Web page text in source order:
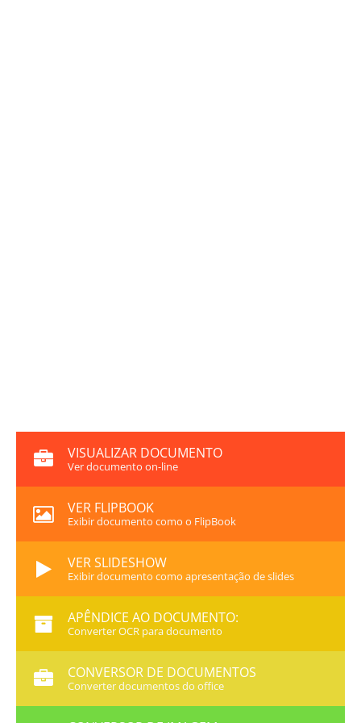
VISUALIZAR DOCUMENTO
Ver documento on-line
VER FLIPBOOK
Exibir documento como o FlipBook
VER SLIDESHOW
Exibir documento como apresentação de slides
APÊNDICE AO DOCUMENTO:
Converter OCR para documento
CONVERSOR DE DOCUMENTOS
Converter documentos do office